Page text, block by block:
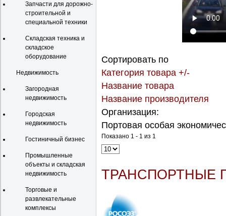
Запчасти для дорожно-
строительной и
специальной техники
Складская техника и
складское
оборудование
Недвижимость
Загородная
недвижимость
Городская
недвижимость
Гостиничный бизнес
Промышленные
объекты и складская
недвижимость
Торговые и
развлекательные
комплексы
Сортировать по
Категория товара +/-
Название товара
Название производителя
Организация:
Портовая особая
Показано 1 - 1 из 1
ТРАНСПОРТНЫЕ